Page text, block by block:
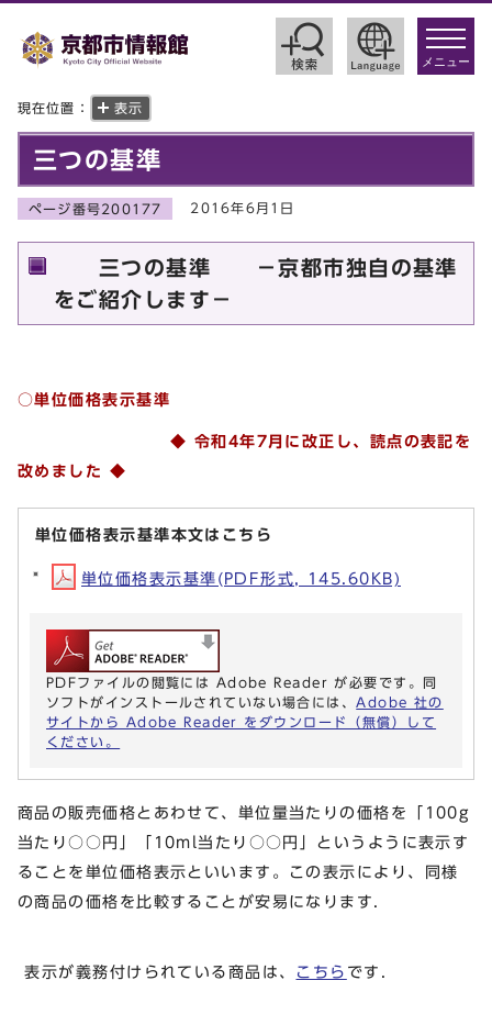
toggle
メニュー
現在位置： 表示
三つの基準
ページ番号200177 2016年6月1日
三つの基準 －京都市独自の基準
をご紹介します－
○単位価格表示基準
◆ 令和4年7月に改正し、読点の表記を
改めました ◆
単位価格表示基準本文はこちら
単位価格表示基準(PDF形式, 145.60KB)
PDFファイルの閲覧には Adobe Reader が必要です。同
ソフトがインストールされていない場合には、 Adobe 社の
サイトから Adobe Reader をダウンロード（無償）して
ください。
商品の販売価格とあわせて、単位量当たりの価格を「100g
当たり○○円」「10ml当たり○○円」というように表示す
ることを単位価格表示といいます。この表示により、同様
の商品の価格を比較することが安易になります.
表示が義務付けられている商品は、 こちら です.